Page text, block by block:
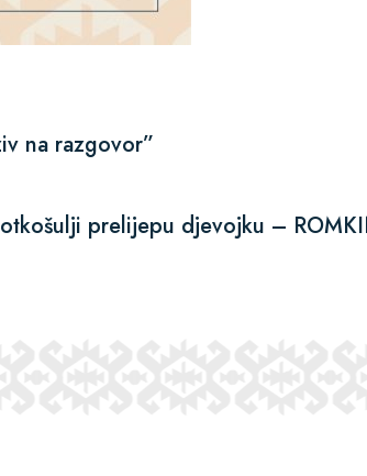
na razgovor”
prelijepu djevojku –